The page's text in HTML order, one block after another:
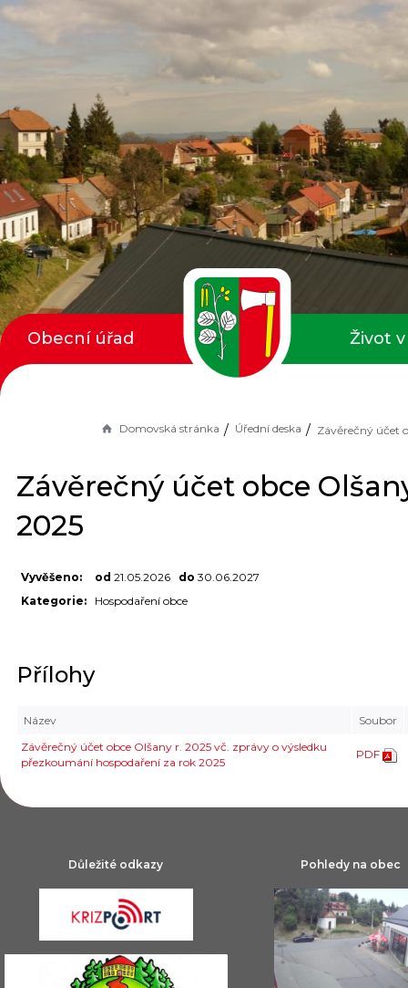
Domovská stránka Úřední deska
Závěrečný účet obce
2025
Vyvěšeno: od 21.05.2026 do 30.06.2027
Kategorie:
Hospodaření obce
Přílohy
Název
Soubor
Závěrečný účet obce Olšany r. 2025 vč. zprávy o výsledku
přezkoumání hospodaření za rok 2025
PDF
Obecní úřad Život
Důležité odkazy Pohledy na obec